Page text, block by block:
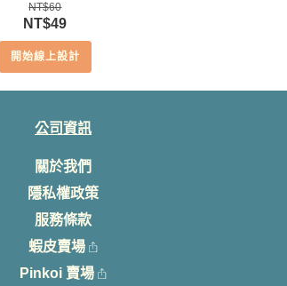
NT$60
原
始
價
NT$49目
前
價
開始線上設計
公司資訊
關於我們
隱私權政策
服務條款
蝦皮賣場
Pinkoi 賣場